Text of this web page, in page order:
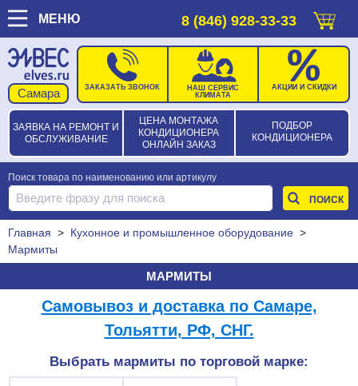
МЕНЮ 8 (846) 928-33-33
ЗАЯВКА НА РЕМОНТ И
ОБСЛУЖИВАНИЕ
ЦЕНА МОНТАЖА
КОНДИЦИОНЕРА
ОНЛАЙН ЗАКАЗ
ПОДБОР
КОНДИЦИОНЕРА
ЗАКАЗАТЬ ЗВОНОК
НАШ СЕРВИС
КЛИМАТА
АКЦИИ И СКИДКИ
Поиск товара по наименованию или артикулу
Главная > Кухонное и промышленное оборудование >
Мармиты
МАРМИТЫ
Самовывоз и доставка по Самаре,
Тольятти, РФ, СНГ.
Выбрать мармиты по торговой марке: